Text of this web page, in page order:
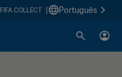
FIFA COLLECT Português